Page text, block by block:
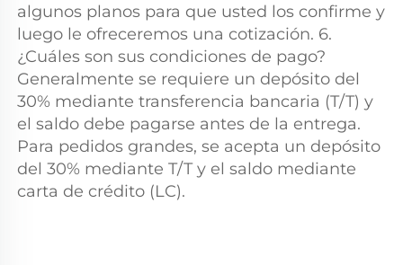
algunos planos para que usted los confirme y
luego le ofreceremos una cotización. 6.
¿Cuáles son sus condiciones de pago?
Generalmente se requiere un depósito del
30% mediante transferencia bancaria (T/T) y
el saldo debe pagarse antes de la entrega.
Para pedidos grandes, se acepta un depósito
del 30% mediante T/T y el saldo mediante
carta de crédito (LC).